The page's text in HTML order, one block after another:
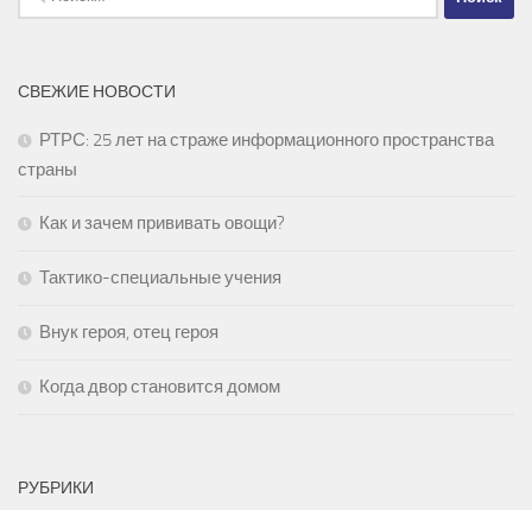
СВЕЖИЕ НОВОСТИ
РТРС: 25 лет на страже информационного пространства
страны
Как и зачем прививать овощи?
Тактико-специальные учения
Внук героя, отец героя
Когда двор становится домом
РУБРИКИ